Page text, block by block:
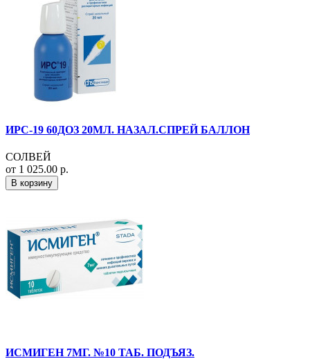
ИРС-19 60ДОЗ 20МЛ. НАЗАЛ.СПРЕЙ БАЛЛОН
СОЛВЕЙ
от 1 025.00 р.
В корзину
ИСМИГЕН 7МГ. №10 ТАБ. ПОДЪЯЗ.